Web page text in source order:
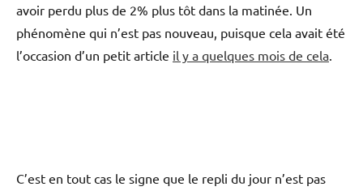
avoir perdu plus de 2% plus tôt dans la matinée. Un
phénomène qui n’est pas nouveau, puisque cela avait été
l’occasion d’un petit article il y a quelques mois de cela
C’est en tout cas le signe que le repli du jour n’est pas